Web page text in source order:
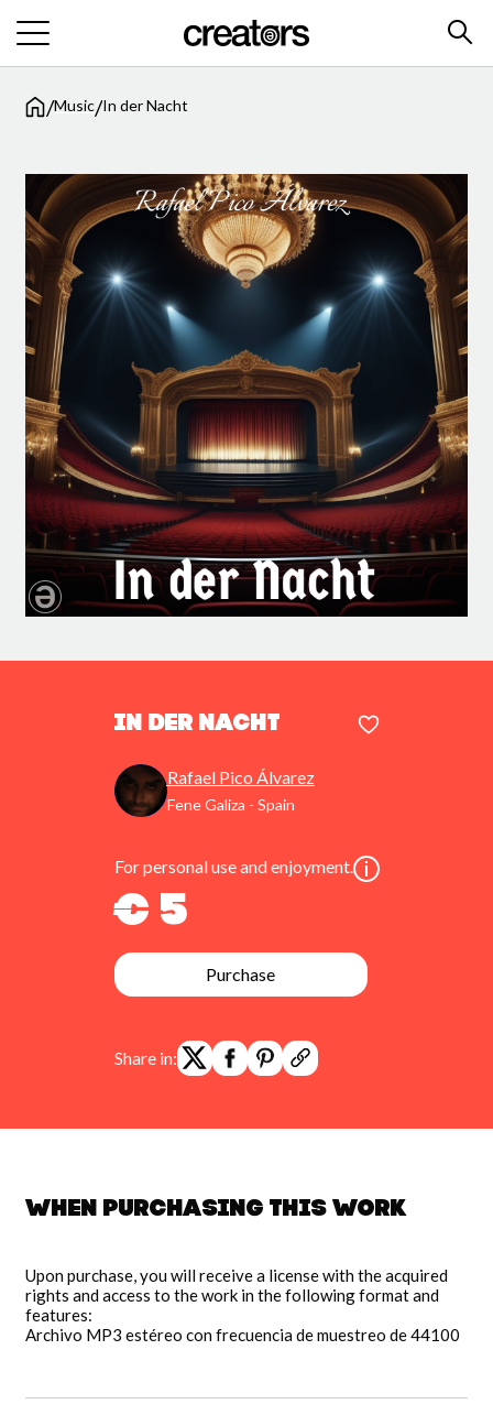
/Music/In der Nacht
In der Nacht
Rafael Pico Álvarez
Fene Galiza - Spain
For personal use and enjoyment.
€ 5
Purchase
Share in:
When purchasing this work
Upon purchase, you will receive a license with the acquired
rights and access to the work in the following format and
features:
Archivo MP3 estéreo con frecuencia de muestreo de 44100